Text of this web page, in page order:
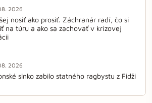
2026
nosiť ako prosiť. Záchranár radí, čo si
na túru a ako sa zachovať v krízovej
2026
slnko zabilo statného ragbystu z Fidži